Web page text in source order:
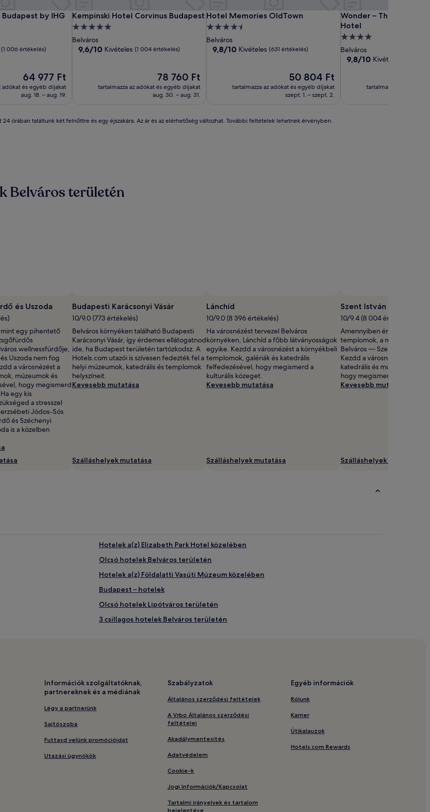
by IHG
by IHG
(1 006 értékelés)
Az
ár
64 977 Ft
64 977 Ft
adókat és egyéb díjakat
aug. 18. – aug. 19.
Kempinski Hotel Corvinus Budapest
Kempinski Hotel Corvinus Budapest
5.0
csillagos
szálláshely
Belváros
9.6
9,6/10 Kivételes (1 004 értékelés)
Az
ár
78 760 Ft
78 760 Ft
tartalmazza az adókat és egyéb díjakat
aug. 30. – aug. 31.
Hotel Memories OldTown
Hotel Memories OldTown
4.5
csillagos
szálláshely
Belváros
9.8
9,8/10 Kivételes (631 értékelés)
Az
ár
50 804 Ft
50 804 Ft
tartalmazza az adókat és egyéb díjakat
szept. 1. – szept. 2.
Wonder – The Luxury
Hotel
Wonder – The Luxury
4.0
csillagos
szálláshely
Belváros
9.8
Kivételes,
9,8/10 Kivételes
tartalmazza az adókat
órában találtunk két felnőttre és egy éjszakára. Az ár és az elérhetőség változhat. További feltételek lehetnek érvényben.
Belváros területén
és Uszoda
mint egy pihentető
wellnessfürdője,
Uszoda nem fog
a városnézést a
múzeumok és
hogy megismerd
egy kis
a stresszel
Jódos-Sós
és Széchenyi
is a közelben
Budapesti Karácsonyi Vásár
10/9.0 (773 értékelés)
Belváros környéken található Budapesti
Karácsonyi Vásár, így érdemes ellátogatnod
ide, ha Budapest területén tartózkodsz. A
Hotels.com utazói is szívesen fedezték fel a
helyi múzeumok, katedrális és templomok
helyszíneit.
Kevesebb mutatása
Szálláshelyek mutatása
Lánchíd
10/9.0 (8 396 értékelés)
Ha városnézést tervezel Belváros
környéken, Lánchíd a főbb látványosságok
egyike. Kezdd a városnézést a környékbeli
templomok, galériák és katedrális
felfedezésével, hogy megismerd a
kulturális közeget.
Kevesebb mutatása
Szálláshelyek mutatása
Szent István Bazilika
10/9.4 (8 004 értékelés)
Amennyiben érdekelnek a
templomok, a megfelelő
Belváros — Szent István
Kezdd a városnézést a
katedrális és múzeumok
hogy megismerd a kulturális
Kevesebb mutatása
Szálláshelyek mutatása
Hotelek a(z) Elizabeth Park Hotel közelében
Olcsó hotelek Belváros területén
Hotelek a(z) Földalatti Vasúti Múzeum közelében
Budapest – hotelek
Olcsó hotelek Lipótváros területén
3 csillagos hotelek Belváros területén
Medencés hotelek Belváros területén
Hotelek ingyenes reggelivel Budapest területén
Boutique hotelek Belváros területén
3 csillagos hotelek Budapest területén
Vendégházak Belváros területén
Hotelek ingyenes reggelivel Belváros területén
Panziók Belváros területén
Információk szolgáltatóknak,
partnereknek és a médiának
Légy a partnerünk
Sajtószoba
Futtasd velünk promócióidat
Utazási ügynökök
Szabályzatok
Általános szerződési feltételek
A Vrbo Általános szerződési
feltételei
Akadálymentesítés
Adatvédelem
Cookie-k
Jogi Információk/Kapcsolat
Tartalmi irányelvek és tartalom
bejelentése
Egyéb információk
Rólunk
Karrier
Útikalauzok
Hotels.com Rewards